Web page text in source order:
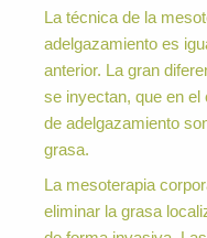
La técnica de la
adelgazamiento es
anterior. La gran
se inyectan, que en el
de adelgazamiento
grasa.
La mesoterapia
eliminar la grasa